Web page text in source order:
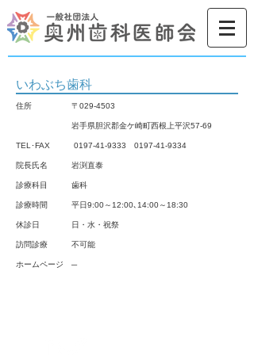
いわぶち歯科
住所 〒029-4503
岩手県胆沢郡金ケ崎町西根上平沢57-69
TEL･FAX 0197-41-9333 0197-41-9334
院長氏名 岩渕直泰
診療科目 歯科
診療時間 平日9:00～12:00､14:00～18:30
休診日 日・水・祝祭
​訪問診療 不可能
ホームページ ─